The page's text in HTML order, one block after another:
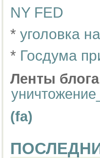
NY FED
* уголовка
* Госдума
Ленты
(fa)